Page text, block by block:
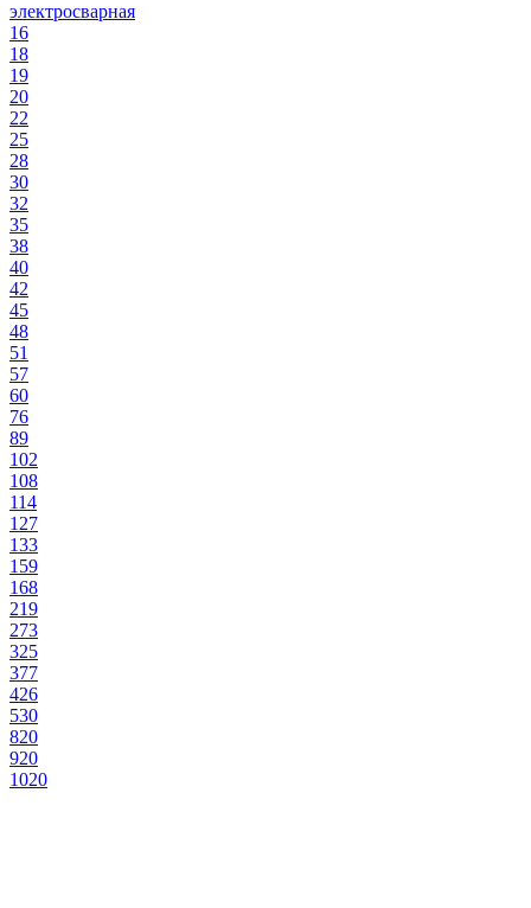
электросварная
16
18
19
20
22
25
28
30
32
35
38
40
42
45
48
51
57
60
76
89
102
108
114
127
133
159
168
219
273
325
377
426
530
820
920
1020